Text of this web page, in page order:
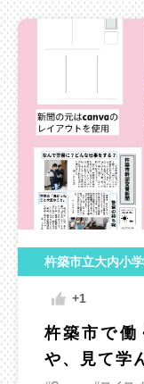
杵築市立大内小
+1
杵築市で働
や、見て学